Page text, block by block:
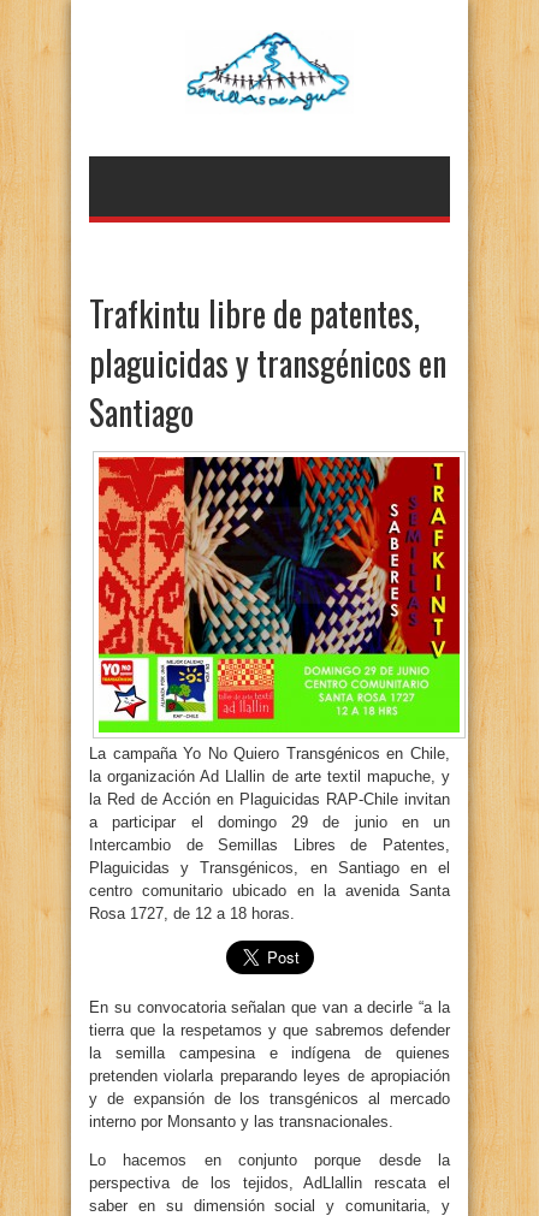
Trafkintu libre de patentes,
plaguicidas y transgénicos en
Santiago
La campaña Yo No Quiero Transgénicos en Chile,
la organización Ad Llallin de arte textil mapuche, y
la Red de Acción en Plaguicidas RAP-Chile ​invitan
a participar el domingo 29 de junio en un
Intercambio de Semillas Libres de Patentes,
Plaguicidas y Transgénicos, en Santiago​ en el
centro comunitario ubicado en la avenida Santa
Rosa 1727, de 12 a 18 horas.​
En su convocatoria señalan que van a decirle “a la
tierra que la respetamos y que sabremos defender
la semilla campesina e indígena de quienes
pretenden violarla preparando leyes de apropiación
y de expansión de los transgénicos al mercado
interno por Monsanto y las transnacionales.
Lo hacemos en conjunto porque desde la
perspectiva de los tejidos, AdLlallin rescata el
saber en su dimensión social y comunitaria, y